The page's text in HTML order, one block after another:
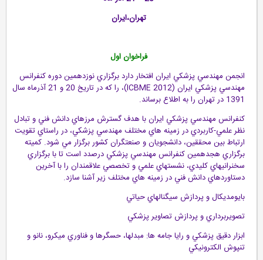
تهران،ايران
فراخوان اول
انجمن مهندسي پزشكي ايران افتخار دارد برگزاري نوزدهمين دوره كنفرانس
مهندسي پزشكي ايران (ICBME 2012)، را كه در تاريخ 20 و 21 آذرماه سال
1391 در تهران را به اطلاع برساند.
كنفرانس مهندسي پزشكي ايران با هدف گسترش مرزهاي دانش فني و تبادل
نظر علمي-كاربردي در زمينه هاي مختلف مهندسي پزشكي، در راستاي تقويت
ارتباط بين محققين، دانشجويان و صنعتگران كشور برگزار مي شود. كميته
برگزاري هجدهمين كنفرانس مهندسي پزشكي درصدد است تا با برگزاري
سخنرانيهاي كليدي، نشستهاي علمي و تخصصي علاقمندان را با آخرين
دستاوردهاي دانش فني در زمينه هاي مختلف زير آشنا سازد.
بايومديكال و پردازش سيگنالهاي حياتي
تصويربرداري و پردازش تصاوير پزشكي
ابزار دقيق پزشكي و رايا جامه ها: مبدلها، حسگرها و فناوري ميكرو، نانو و
تنپوش الكترونيكي